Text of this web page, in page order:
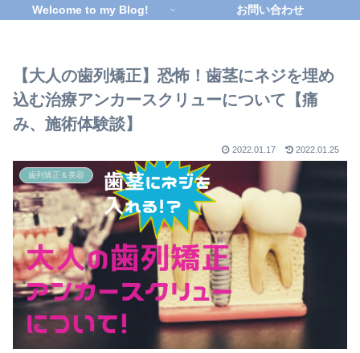
Welcome to my Blog! お問い合わせ
【大人の歯列矯正】恐怖！歯茎にネジを埋め
込む治療アンカースクリューについて【痛
み、施術体験談】
2022.01.17 2022.01.25
歯列矯正＆美容